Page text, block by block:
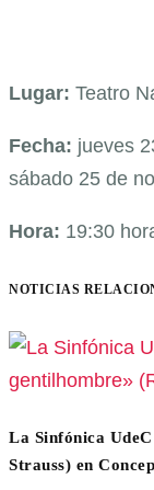
Lugar: Teatro
Fecha: jueves
sábado 25 de
Hora: 19:30
NOTICIAS
La Sinfónica
Strauss) en